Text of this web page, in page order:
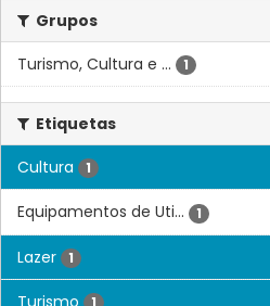
Grupos
Turismo, Cultura e ...
1
Etiquetas
Cultura
1
Equipamentos de Uti... 1
Lazer 1
Turismo 1